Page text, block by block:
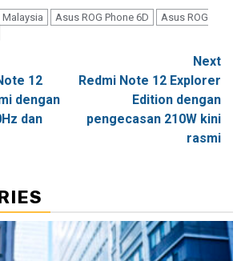
Malaysia Asus ROG Phone 6D
Asus ROG
12
dengan
dan
Next
Redmi Note 12 Explorer
Edition dengan
pengecasan 210W kini
rasmi